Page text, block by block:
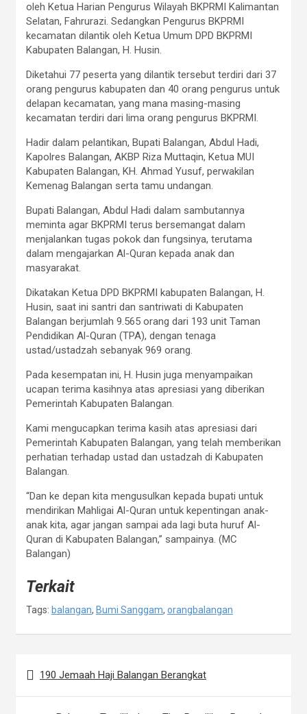
oleh Ketua Harian Pengurus Wilayah BKPRMI Kalimantan
Selatan, Fahrurazi. Sedangkan Pengurus BKPRMI
kecamatan dilantik oleh Ketua Umum DPD BKPRMI
Kabupaten Balangan, H. Husin.
Diketahui 77 peserta yang dilantik tersebut terdiri dari 37
orang pengurus kabupaten dan 40 orang pengurus untuk
delapan kecamatan, yang mana masing-masing
kecamatan terdiri dari lima orang pengurus BKPRMI.
Hadir dalam pelantikan, Bupati Balangan, Abdul Hadi,
Kapolres Balangan, AKBP Riza Muttaqin, Ketua MUI
Kabupaten Balangan, KH. Ahmad Yusuf, perwakilan
Kemenag Balangan serta tamu undangan.
Bupati Balangan, Abdul Hadi dalam sambutannya
meminta agar BKPRMI terus bersemangat dalam
menjalankan tugas pokok dan fungsinya, terutama
dalam mengajarkan Al-Quran kepada anak dan
masyarakat.
Dikatakan Ketua DPD BKPRMI kabupaten Balangan, H.
Husin, saat ini santri dan santriwati di Kabupaten
Balangan berjumlah 9.565 orang dari 193 unit Taman
Pendidikan Al-Quran (TPA), dengan tenaga
ustad/ustadzah sebanyak 969 orang.
Pada kesempatan ini, H. Husin juga menyampaikan
ucapan terima kasihnya atas apresiasi yang diberikan
Pemerintah Kabupaten Balangan.
Kami mengucapkan terima kasih atas apresiasi dari
Pemerintah Kabupaten Balangan, yang telah memberikan
perhatian terhadap ustad dan ustadzah di Kabupaten
Balangan.
“Dan ke depan kita mengusulkan kepada bupati untuk
mendirikan Mahligai Al-Quran untuk kepentingan anak-
anak kita, agar jangan sampai ada lagi buta huruf Al-
Quran di Kabupaten Balangan,” sampainya. (MC
Balangan)
Terkait
Tags: balangan, Bumi Sanggam, orangbalangan
N
a
190 Jemaah Haji Balangan Berangkat